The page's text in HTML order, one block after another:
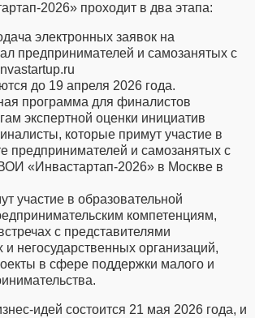
2026» проходит в два этапа:
электронных заявок на
предпринимателей и самозанятых с
до 19 апреля 2026 года.
программа для финалистов
экспертной оценки инициатив
которые примут участие в
предпринимателей и самозанятых с
«Инвастартап-2026» в Москве в
участие в образовательной
компетенциям,
с представителями
и негосударственных организаций,
в сфере поддержки малого и
идей состоится 21 мая 2026 года, и